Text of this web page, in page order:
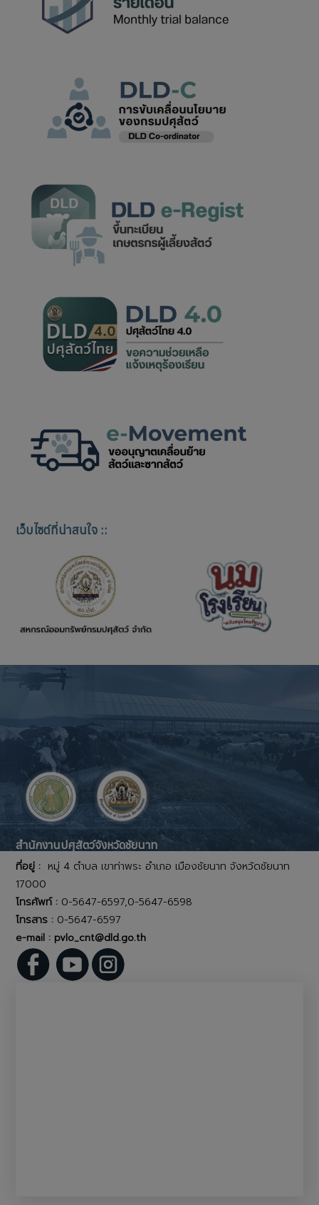
เว็บไซต์ที่น่าสนใจ ::
สำนักงานปศุสัตว์จังหวัดชัยนาท
ที่อยู่ : หมู่ 4 ตำบล เขาท่าพระ อำเภอ เมืองชัยนาท จังหวัดชัยนาท
17000
โทรศัพท์ : 0-5647-6597,0-5647-6598
โทรสาร : 0-5647-6597
e-mail : pvlo_cnt@dld.go.th